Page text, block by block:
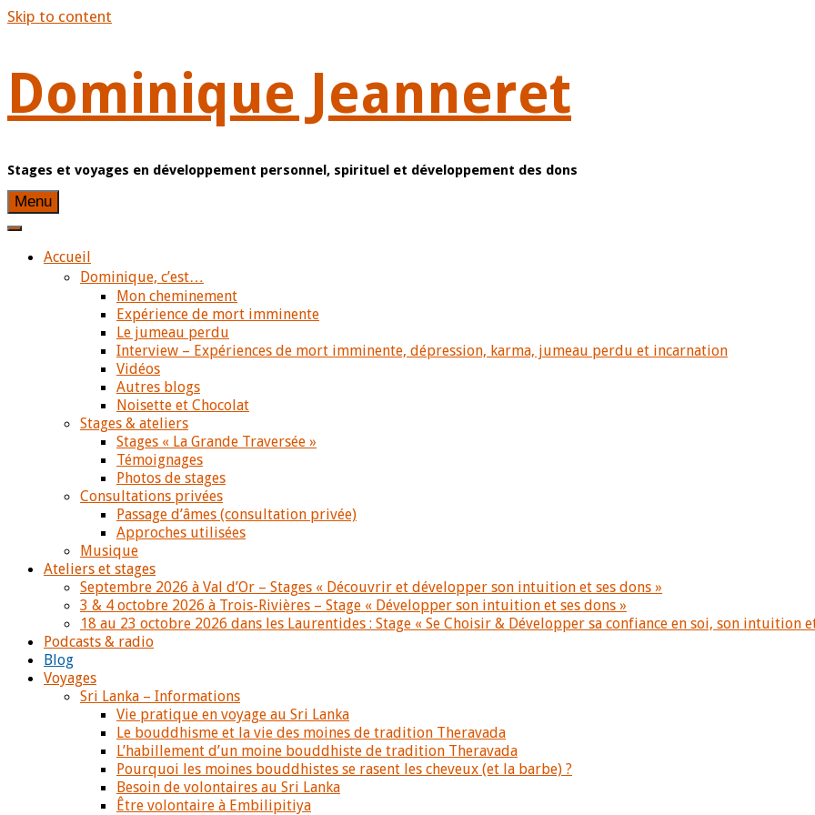
Skip to content
Dominique Jeanneret
Stages et voyages en développement personnel, spirituel et développement des dons
Menu
Accueil
Dominique, c’est…
Mon cheminement
Expérience de mort imminente
Le jumeau perdu
Interview – Expériences de mort imminente, dépression, karma, jumeau perdu et incarnation
Vidéos
Autres blogs
Noisette et Chocolat
Stages & ateliers
Stages « La Grande Traversée »
Témoignages
Photos de stages
Consultations privées
Passage d’âmes (consultation privée)
Approches utilisées
Musique
Ateliers et stages
Septembre 2026 à Val d’Or – Stages « Découvrir et développer son intuition et ses dons »
3 & 4 octobre 2026 à Trois-Rivières – Stage « Développer son intuition et ses dons »
18 au 23 octobre 2026 dans les Laurentides : Stage « Se Choisir & Développer sa confiance en soi, son intuition
Podcasts & radio
Blog
Voyages
Sri Lanka – Informations
Vie pratique en voyage au Sri Lanka
Le bouddhisme et la vie des moines de tradition Theravada
L’habillement d’un moine bouddhiste de tradition Theravada
Pourquoi les moines bouddhistes se rasent les cheveux (et la barbe) ?
Besoin de volontaires au Sri Lanka
Être volontaire à Embilipitiya